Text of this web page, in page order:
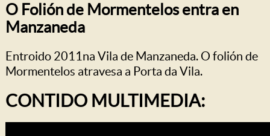
O Folión de Mormentelos entra en
Manzaneda
Entroido 2011na Vila de Manzaneda. O folión de
Mormentelos atravesa a Porta da Vila.
CONTIDO MULTIMEDIA: